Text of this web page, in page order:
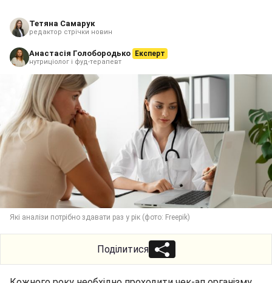
Тетяна Самарук
редактор стрічки новин
Анастасія Голобородько Експерт
нутриціолог і фуд-терапевт
Які аналізи потрібно здавати раз у рік (фото: Freepik)
Поділитися